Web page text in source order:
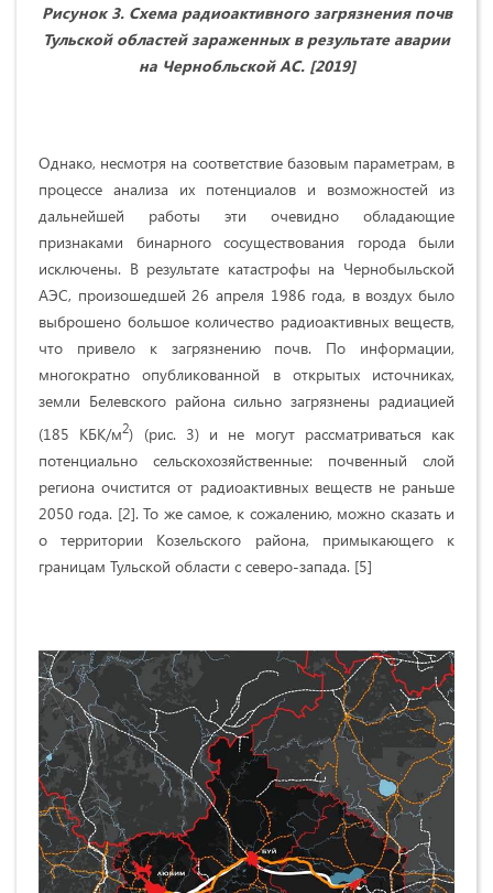
Рисунок 3. Схема радиоактивного загрязнения почв
Тульской областей зараженных в результате аварии
на Чернобльской АС. [2019]
Однако, несмотря на соответствие базовым параметрам, в
процессе анализа их потенциалов и возможностей из
дальнейшей работы эти очевидно обладающие
признаками бинарного сосуществования города были
исключены. В результате катастрофы на Чернобыльской
АЭС, произошедшей 26 апреля 1986 года, в воздух было
выброшено большое количество радиоактивных веществ,
что привело к загрязнению почв. По информации,
многократно опубликованной в открытых источниках,
земли Белевского района сильно загрязнены радиацией
(185 КБК/м2) (рис. 3) и не могут рассматриваться как
потенциально сельскохозяйственные: почвенный слой
региона очистится от радиоактивных веществ не раньше
2050 года. [2]. То же самое, к сожалению, можно сказать и
о территории Козельского района, примыкающего к
границам Тульской области с северо-запада. [5]